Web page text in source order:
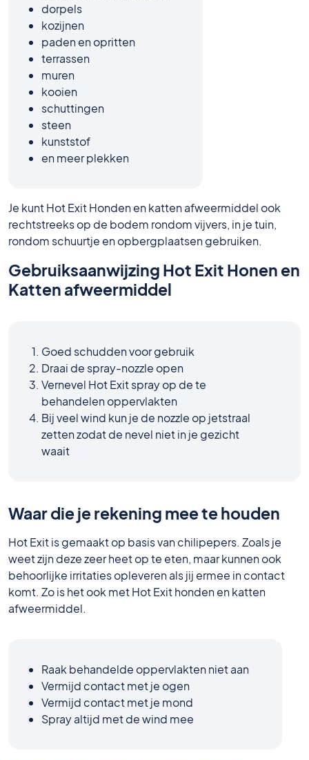
dorpels
kozijnen
paden en opritten
terrassen
muren
kooien
schuttingen
steen
kunststof
en meer plekken
Je kunt Hot Exit Honden en katten afweermiddel ook
rechtstreeks op de bodem rondom vijvers, in je tuin,
rondom schuurtje en opbergplaatsen gebruiken.
Gebruiksaanwijzing Hot Exit Honen en
Katten afweermiddel
Goed schudden voor gebruik
Draai de spray-nozzle open
Vernevel Hot Exit spray op de te
behandelen oppervlakten
Bij veel wind kun je de nozzle op jetstraal
zetten zodat de nevel niet in je gezicht
waait
Waar die je rekening mee te houden
Hot Exit is gemaakt op basis van chilipepers. Zoals je
weet zijn deze zeer heet op te eten, maar kunnen ook
behoorlijke irritaties opleveren als jij ermee in contact
komt. Zo is het ook met Hot Exit honden en katten
afweermiddel.
Raak behandelde oppervlakten niet aan
Vermijd contact met je ogen
Vermijd contact met je mond
Spray altijd met de wind mee